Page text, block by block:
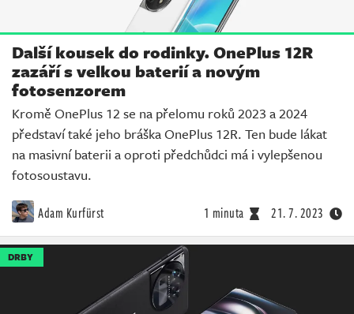
Další kousek do rodinky. OnePlus 12R
zazáří s velkou baterií a novým
fotosenzorem
Kromě OnePlus 12 se na přelomu roků 2023 a 2024
představí také jeho bráška OnePlus 12R. Ten bude lákat
na masivní baterii a oproti předchůdci má i vylepšenou
fotosoustavu.
Adam Kurfürst 1 minuta 21. 7. 2023
DRBY